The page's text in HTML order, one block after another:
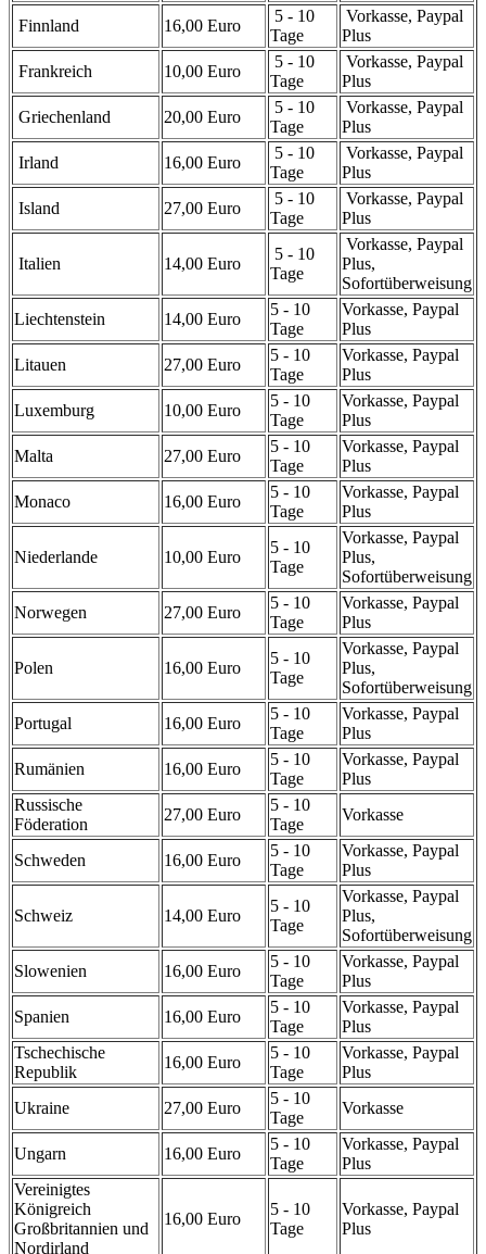
Finnland
16,00 Euro
5 - 10
Tage
Vorkasse, Paypal
Plus
Frankreich
10,00 Euro
5 - 10
Tage
Vorkasse, Paypal
Plus
Griechenland
20,00 Euro
5 - 10
Tage
Vorkasse, Paypal
Plus
Irland
16,00 Euro
5 - 10
Tage
Vorkasse, Paypal
Plus
Island
27,00 Euro
5 - 10
Tage
Vorkasse, Paypal
Plus
Italien 14,00 Euro
5 - 10
Tage
Vorkasse, Paypal
Plus,
Sofortüberweisung
Liechtenstein
14,00 Euro
5 - 10
Tage
Vorkasse, Paypal
Plus
Litauen
27,00 Euro
5 - 10
Tage
Vorkasse, Paypal
Plus
Luxemburg
10,00 Euro
5 - 10
Tage
Vorkasse, Paypal
Plus
Malta
27,00 Euro
5 - 10
Tage
Vorkasse, Paypal
Plus
Monaco
16,00 Euro
5 - 10
Tage
Vorkasse, Paypal
Plus
Niederlande 10,00 Euro
5 - 10
Tage
Vorkasse, Paypal
Plus,
Sofortüberweisung
Norwegen
27,00 Euro
5 - 10
Tage
Vorkasse, Paypal
Plus
Polen 16,00 Euro
5 - 10
Tage
Vorkasse, Paypal
Plus,
Sofortüberweisung
Portugal
16,00 Euro
5 - 10
Tage
Vorkasse, Paypal
Plus
Rumänien
16,00 Euro
5 - 10
Tage
Vorkasse, Paypal
Plus
Russische
Föderation
27,00 Euro
5 - 10
Tage
Vorkasse
Schweden 16,00 Euro
5 - 10
Tage
Vorkasse, Paypal
Plus
Schweiz 14,00 Euro
5 - 10
Tage
Vorkasse, Paypal
Plus,
Sofortüberweisung
Slowenien
16,00 Euro
5 - 10
Tage
Vorkasse, Paypal
Plus
Spanien
16,00 Euro
5 - 10
Tage
Vorkasse, Paypal
Plus
Tschechische
Republik
16,00 Euro
5 - 10
Tage
Vorkasse, Paypal
Plus
Ukraine
27,00 Euro
5 - 10
Tage
Vorkasse
Ungarn 16,00 Euro
5 - 10
Tage
Vorkasse, Paypal
Plus
Vereinigtes
Königreich
Großbritannien und
Nordirland
16,00 Euro
5 - 10
Tage
Vorkasse, Paypal
Plus